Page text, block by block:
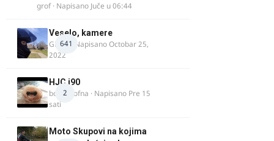
grof· Napisano Juče u 06:44
641
Veselo, kamere
GR 46· NapisanoOctobar 25,
2022
2
HJC i90
bobi_krofna · Napisano Pre 15
sati
Moto Skupovi na kojima